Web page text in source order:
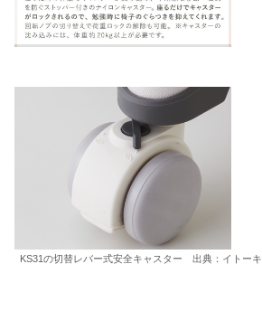
KS31の切替レバー式安全キャスター 出典：イトーキ